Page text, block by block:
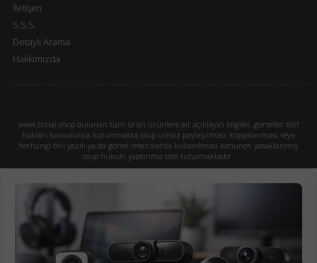
İletişim
S.S.S.
Detaylı Arama
Hakkımızda
www.bizial.shop bulunan tüm ürün ürünlere ait açıklayıcı bilgiler, görseller telif
hakları kanununca korunmakta olup izinsiz paylaşılması, kopyalanması veya
herhangi biri yazılı ya da görsel mecralarda kullanılması kanunen yasaklanmış
olup hukuki yaptırıma tabi tutulmaktadır.